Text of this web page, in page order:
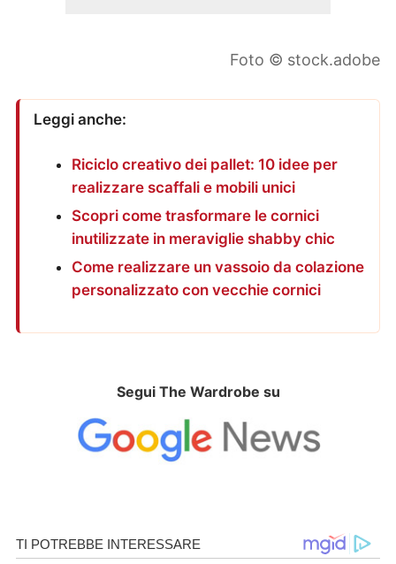
Foto © stock.adobe
Leggi anche:
Riciclo creativo dei pallet: 10 idee per
realizzare scaffali e mobili unici
Scopri come trasformare le cornici
inutilizzate in meraviglie shabby chic
Come realizzare un vassoio da colazione
personalizzato con vecchie cornici
Segui The Wardrobe su